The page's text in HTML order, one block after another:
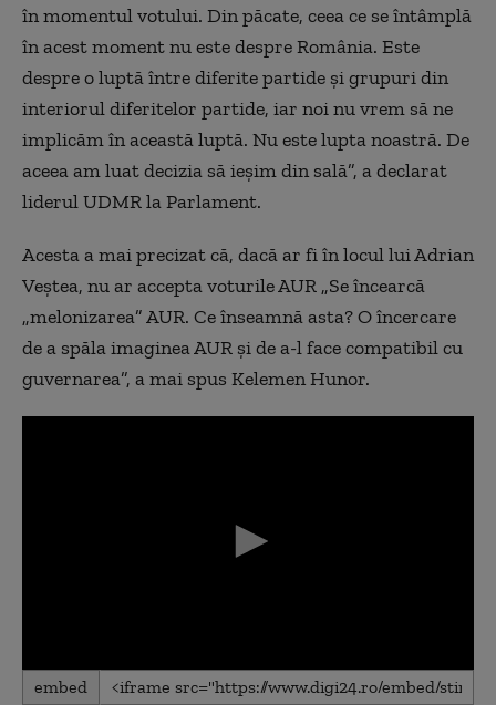
în momentul votului. Din păcate, ceea ce se întâmplă
în acest moment nu este despre România. Este
despre o luptă între diferite partide și grupuri din
interiorul diferitelor partide, iar noi nu vrem să ne
implicăm în această luptă. Nu este lupta noastră. De
aceea am luat decizia să ieșim din sală”, a declarat
liderul UDMR la Parlament.
Acesta a mai precizat că, dacă ar fi în locul lui Adrian
Veștea, nu ar accepta voturile AUR „Se încearcă
„melonizarea” AUR. Ce înseamnă asta? O încercare
de a spăla imaginea AUR și de a-l face compatibil cu
guvernarea”, a mai spus Kelemen Hunor.
0
seconds
embed